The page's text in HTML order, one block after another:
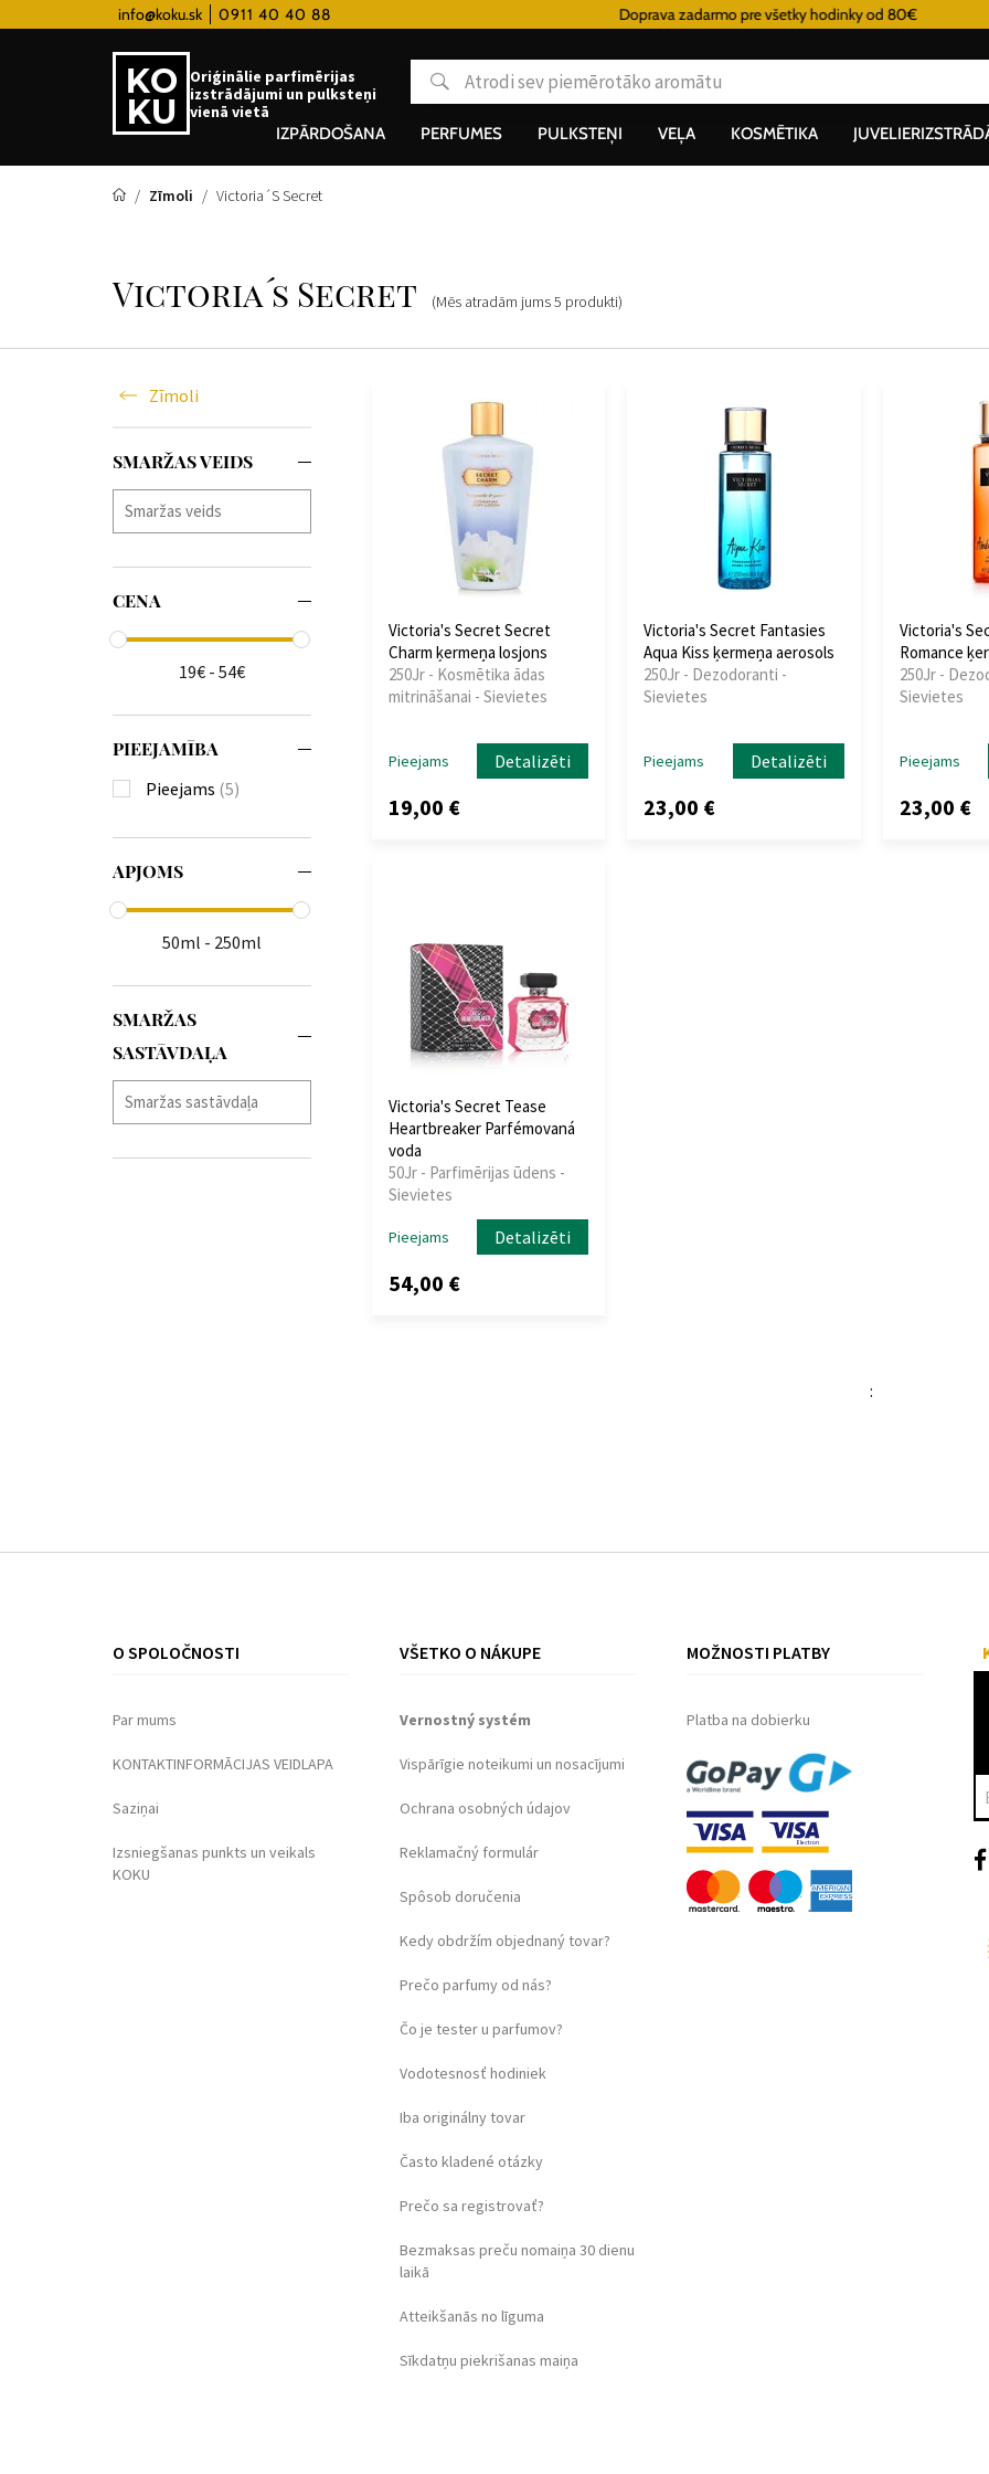
info@koku.sk 0911 40 40 88Lojalitātes programma Doprava zadarmo pre všetky hodinky od 80€
Oriģinālie parfimērijas
izstrādājumi un pulksteņi
vienā vietā
IZPĀRDOŠANA
PERFUMES PULKSTEŅI VEĻA KOSMĒTIKA
Zīmoli Victoria´s Secret
Victoria´s Secret (Mēs atradām jums5 produkti)
Zīmoli
SMARŽAS VEIDS
CENA
19€ - 54€
PIEEJAMĪBA
Pieejams (5)
APJOMS
50ml - 250ml
SMARŽAS
SASTĀVDAĻA
Victoria's Secret Secret
Charm ķermeņa losjons
250Jr - Kosmētika ādas
mitrināšanai - Sievietes
Pieejams Detalizēti
19,00 €
Victoria's Secret Fantasies
Aqua Kiss ķermeņa aerosols
250Jr - Dezodoranti -
Sievietes
Pieejams Detalizēti
23,00 €
Victoria's
Romance
250Jr -
Sievietes
Pieejams
23,00 €
Victoria's Secret Tease
Heartbreaker Parfémovaná
voda
50Jr - Parfimērijas ūdens -
Sievietes
Pieejams Detalizēti
54,00 €
:
O SPOLOČNOSTI
Par mums
KONTAKTINFORMĀCIJAS VEIDLAPA
Saziņai
Izsniegšanas punkts un veikals
KOKU
VŠETKO O NÁKUPE
Vernostný systém
Vispārīgie noteikumi un nosacījumi
Ochrana osobných údajov
Reklamačný formulár
Spôsob doručenia
Kedy obdržím objednaný tovar?
Prečo parfumy od nás?
Čo je tester u parfumov?
Vodotesnosť hodiniek
Iba originálny tovar
Často kladené otázky
Prečo sa registrovať?
Bezmaksas preču nomaiņa 30 dienu
laikā
Atteikšanās no līguma
Sīkdatņu piekrišanas maiņa
MOŽNOSTI PLATBY
Platba na dobierku